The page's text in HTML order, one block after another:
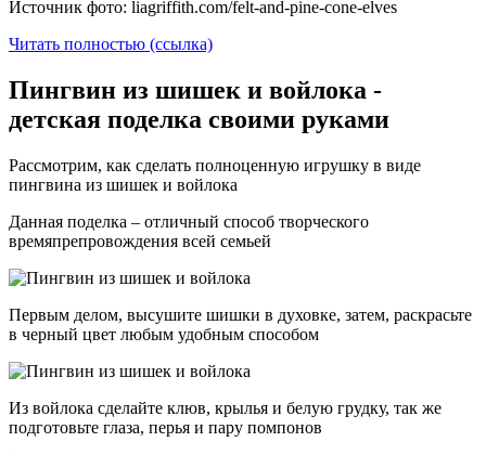
Источник фото: liagriffith.com/felt-and-pine-cone-elves
Читать полностью (ссылка)
Пингвин из шишек и войлока -
детская поделка своими руками
Рассмотрим, как сделать полноценную игрушку в виде
пингвина из шишек и войлока
Данная поделка – отличный способ творческого
времяпрепровождения всей семьей
Первым делом, высушите шишки в духовке, затем, раскрасьте
в черный цвет любым удобным способом
Из войлока сделайте клюв, крылья и белую грудку, так же
подготовьте глаза, перья и пару помпонов